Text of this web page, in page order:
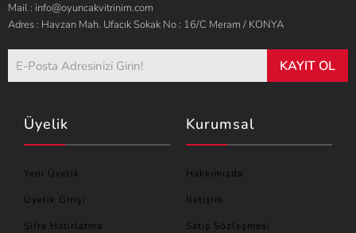
Mail : info@oyuncakvitrinim.com
Adres : Havzan Mah. Ufacık Sokak No : 16/C Meram / KONYA
KAYIT OL
Üyelik
Yeni Üyelik
Üyelik Girişi
Şifre Hatırlatma
Kurumsal
Hakkımızda
İletişim
Satış Sözleşmesi